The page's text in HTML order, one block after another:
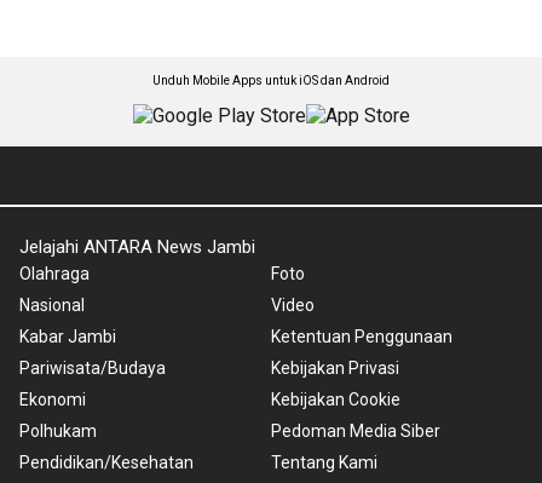
Unduh Mobile Apps untuk iOS dan Android
Jelajahi ANTARA News Jambi
Olahraga
Nasional
Kabar Jambi
Pariwisata/Budaya
Ekonomi
Polhukam
Pendidikan/Kesehatan
Foto
Video
Ketentuan Penggunaan
Kebijakan Privasi
Kebijakan Cookie
Pedoman Media Siber
Tentang Kami